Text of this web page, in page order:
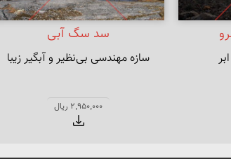
سد سگ آبی
سازه مهندسی بی‌نظیر و آبگیر زیبا
2,950,000 ریال